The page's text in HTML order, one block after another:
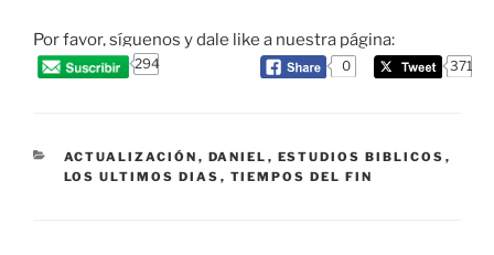
Por favor, síguenos y dale like a nuestra página:
294 0 371
CATEGORIES
ACTUALIZACIÓN , DANIEL , ESTUDIOS BIBLICOS ,
LOS ULTIMOS DIAS , TIEMPOS DEL FIN